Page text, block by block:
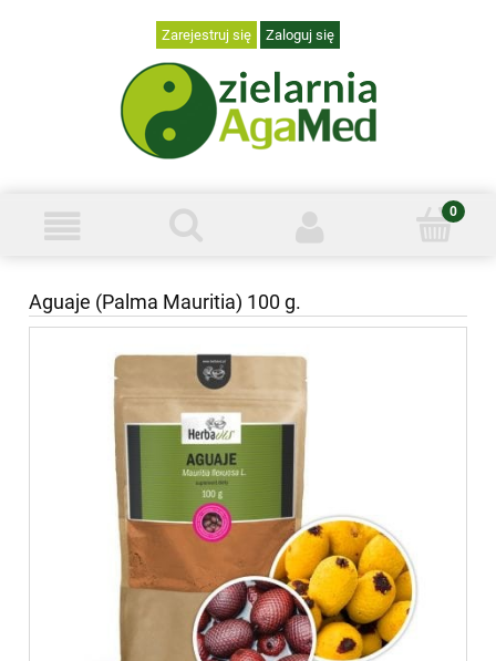
Zarejestruj się Zaloguj się
Aguaje (Palma Mauritia) 100 g.